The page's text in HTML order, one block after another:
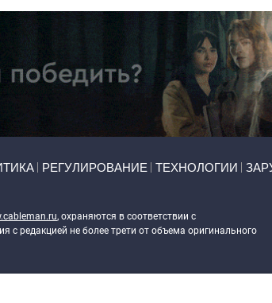
РЕГУЛИРОВАНИЕ ТЕХНОЛОГИИ
, охраняются в соответствии с
с редакцией не более трети от объема оригинального